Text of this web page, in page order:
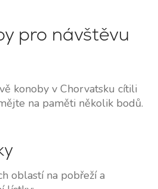
pro návštěvu
konoby v Chorvatsku cítili
na paměti několik bodů.
oblastí na pobřeží a